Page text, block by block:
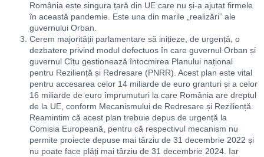
România este singura țară din UE care nu și-a ajutat firmele
în această pandemie. Este una din marile „realizări” ale
guvernului Orban.
Cerem majorității parlamentare să inițieze, de urgență, o
dezbatere privind modul defectuos în care guvernul Orban și
guvernul Cîțu gestionează întocmirea Planului național
pentru Reziliență și Redresare (PNRR). Acest plan este vital
pentru accesarea celor 14 miliarde de euro granturi și a celor
16 miliarde de euro împrumuturi la care România are dreptul
de la UE, conform Mecanismului de Redresare și Reziliență.
Reamintim că acest plan trebuie depus de urgență la
Comisia Europeană, pentru că respectivul mecanism nu
permite proiecte depuse mai târziu de 31 decembrie 2022 și
nu poate face plăți mai târziu de 31 decembrie 2024. Iar